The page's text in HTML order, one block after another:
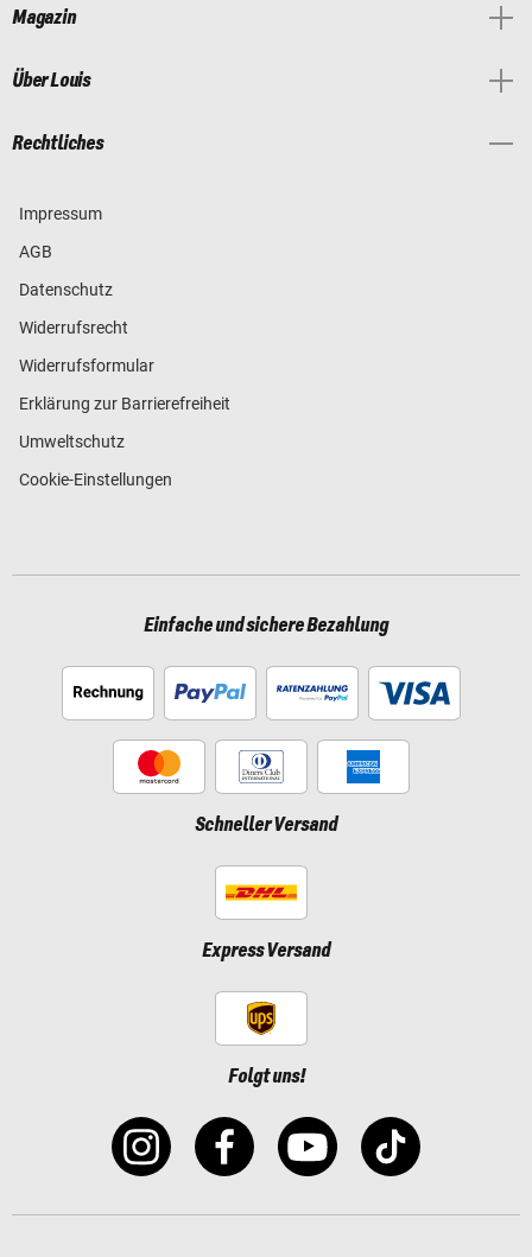
Magazin
Über Louis
Rechtliches
Impressum
AGB
Datenschutz
Widerrufsrecht
Widerrufsformular
Erklärung zur Barrierefreiheit
Umweltschutz
Cookie-Einstellungen
Einfache und sichere Bezahlung
Schneller Versand
Express Versand
Folgt uns!